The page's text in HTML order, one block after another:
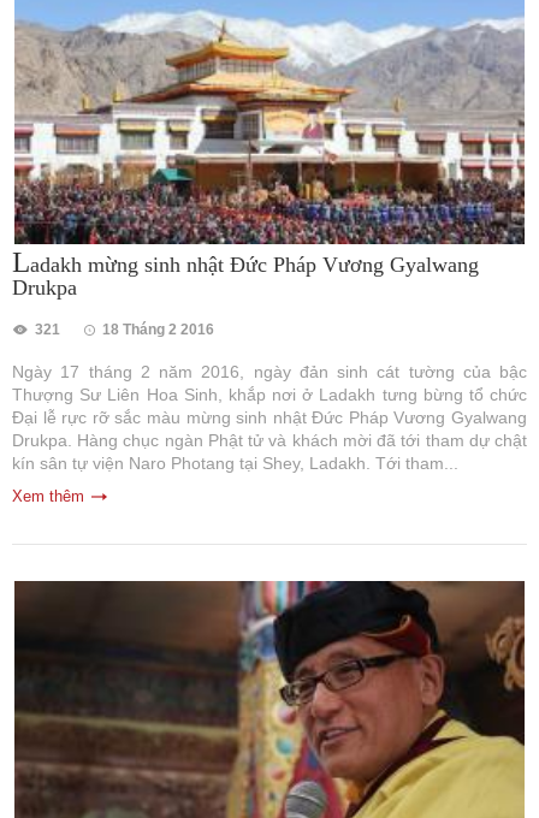
Ladakh mừng sinh nhật Đức Pháp Vương Gyalwang
Drukpa
321 18 Tháng 2 2016
Ngày 17 tháng 2 năm 2016, ngày đản sinh cát tường của bậc
Thượng Sư Liên Hoa Sinh, khắp nơi ở Ladakh tưng bừng tổ chức
Đại lễ rực rỡ sắc màu mừng sinh nhật Đức Pháp Vương Gyalwang
Drukpa. Hàng chục ngàn Phật tử và khách mời đã tới tham dự chật
kín sân tự viện Naro Photang tại Shey, Ladakh. Tới tham...
Xem thêm